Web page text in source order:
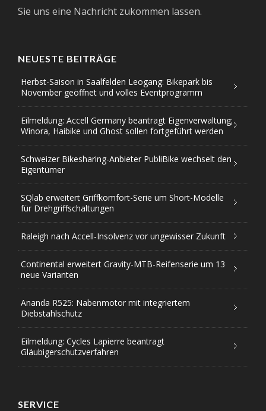
Sie uns eine Nachricht zukommen lassen.
NEUESTE BEITRÄGE
Herbst-Saison in Saalfelden Leogang: Bikepark bis
November geöffnet und volles Eventprogramm
Eilmeldung: Accell Germany beantragt Eigenverwaltung;
Winora, Haibike und Ghost sollen fortgeführt werden
Schweizer Bikesharing-Anbieter PubliBike wechselt den
Eigentümer
SQlab erweitert Griffkomfort-Serie um Short-Modelle
für Drehgriffschaltungen
Raleigh nach Accell-Insolvenz vor ungewisser Zukunft
Continental erweitert Gravity-MTB-Reifenserie um 13
neue Varianten
Ananda R525: Nabenmotor mit integriertem
Diebstahlschutz
Eilmeldung: Cycles Lapierre beantragt
Gläubigerschutzverfahren
SERVICE